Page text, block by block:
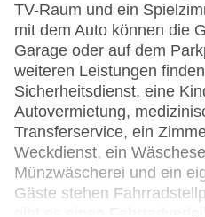
TV-Raum und ein
mit dem Auto können die
Garage oder auf dem
weiteren Leistungen
Sicherheitsdienst, eine
Autovermietung,
Transferservice, ein
Weckdienst, ein
Münzwäscherei und ein
Gäste stehen